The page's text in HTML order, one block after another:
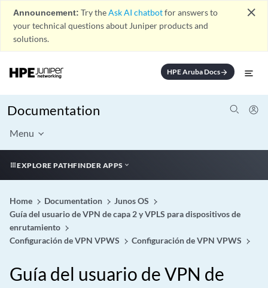
Announcement: Try theAsk AI chatbotfor answers to
your technical questions about Juniper products and
solutions.
close
HPE Aruba Docsarrow_forward
Documentation
Menu
EXPLORE PATHFINDER APPS
Home Documentation
Junos OS
Guía del usuario de VPN de capa 2 y VPLS para dispositivos de
enrutamiento
Configuración de VPN VPWS
Configuración de VPN VPWS
Guía del usuario de VPN de